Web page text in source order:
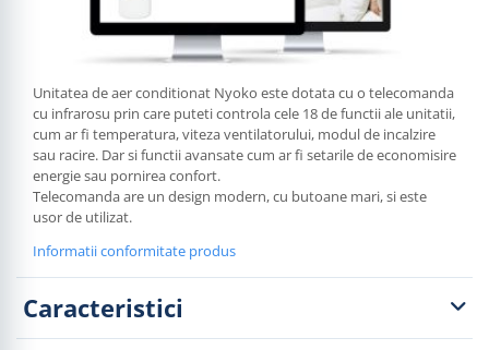
Unitatea de aer conditionat Nyoko este dotata cu o telecomanda
cu infrarosu prin care puteti controla cele 18 de functii ale unitatii,
cum ar fi temperatura, viteza ventilatorului, modul de incalzire
sau racire. Dar si functii avansate cum ar fi setarile de economisire
energie sau pornirea confort.
Telecomanda are un design modern, cu butoane mari, si este
usor de utilizat.
Informatii conformitate produs
Caracteristici